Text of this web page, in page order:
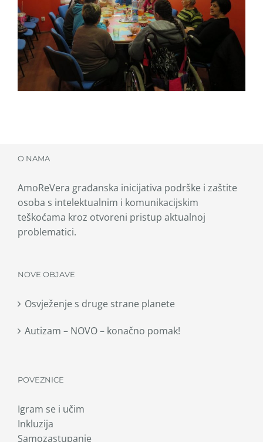
O NAMA
AmoReVera građanska inicijativa podrške i zaštite
osoba s intelektualnim i komunikacijskim
teškoćama kroz otvoreni pristup aktualnoj
problematici.
NOVE OBJAVE
Osvježenje s druge strane planete
Autizam – NOVO – konačno pomak!
POVEZNICE
Igram se i učim
Inkluzija
Samozastupanje